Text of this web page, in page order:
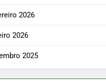
2026
2026
2025